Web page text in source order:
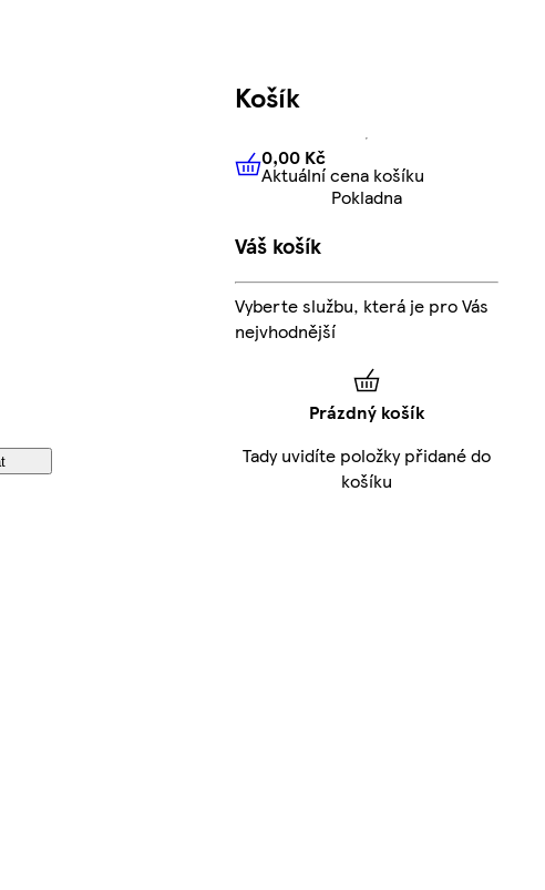
Košík
0,00 KčAktuální cena košíku
0,00 Kč
Aktuální cena košíku
Pokladna
Váš košík
Vyberte službu, která je pro Vás
nejvhodnější
Prázdný košík
Tady uvidíte položky přidané do
košíku